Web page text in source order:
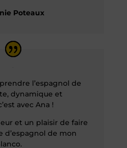
Poteaux
l’espagnol de
dynamique et
avec Ana !
et un plaisir de faire
d’espagnol de mon